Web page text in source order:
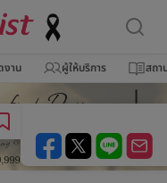
งาน ผู้ให้บริการ สถา